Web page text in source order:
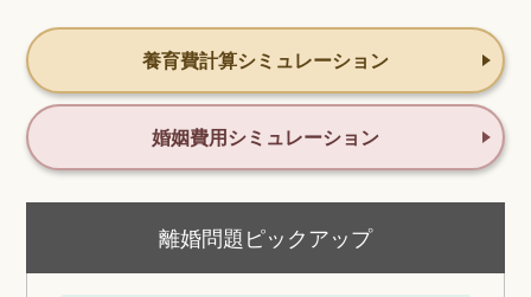
養育費計算シミュレーション
婚姻費用シミュレーション
離婚問題ピックアップ